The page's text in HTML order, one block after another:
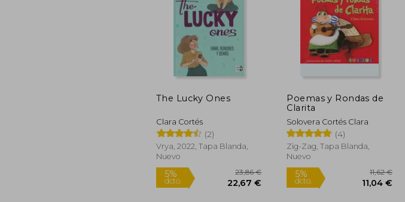
5%
dcto.
The Lucky Ones
Clara Cortés
(2)
Vrya, 2022, Tapa Blanda,
Nuevo
Poemas y Rondas de
Clarita
Solovera Cortés Clara
(4)
Zig-Zag, Tapa Blanda,
Nuevo